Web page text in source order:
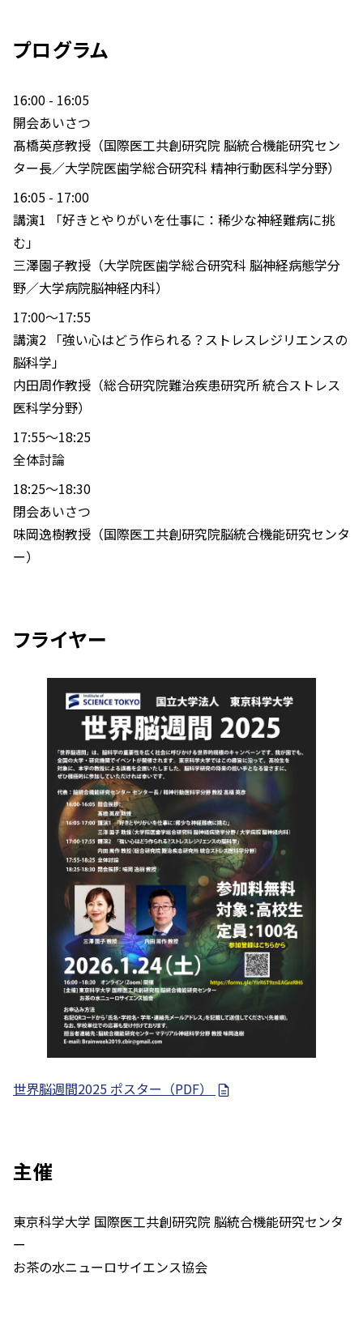
プログラム
16:00 - 16:05
開会あいさつ
髙橋英彦教授（国際医工共創研究院 脳統合機能研究セン
ター長／大学院医歯学総合研究科 精神行動医科学分野）
16:05 - 17:00
講演1 「好きとやりがいを仕事に：稀少な神経難病に挑
む」
三澤園子教授（大学院医歯学総合研究科 脳神経病態学分
野／大学病院脳神経内科）
17:00～17:55
講演2 「強い心はどう作られる？ストレスレジリエンスの
脳科学」
内田周作教授（総合研究院難治疾患研究所 統合ストレス
医科学分野）
17:55～18:25
全体討論
18:25～18:30
閉会あいさつ
味岡逸樹教授（国際医工共創研究院脳統合機能研究センタ
ー）
フライヤー
世界脳週間2025 ポスター（PDF）
主催
東京科学大学 国際医工共創研究院 脳統合機能研究センタ
ー
お茶の水ニューロサイエンス協会